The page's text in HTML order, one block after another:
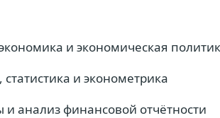
и экономическая
и эконометрика
анализ финансовой отчётности